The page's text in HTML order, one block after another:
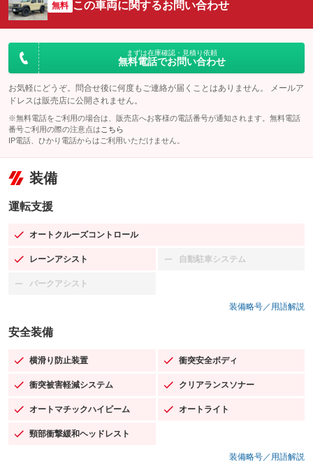
無料 この車両に関するお問い合わせ
まずは在庫確認・見積り依頼
無料電話でお問い合わせ
お気軽にどうぞ。問合せ後に何度もご連絡が届くことはありません。 メールア
ドレスは販売店に公開されません。
※無料電話をご利用の場合は、販売店へお客様の電話番号が通知されます。無料電話
番号ご利用の際の注意点は こちら
IP電話、ひかり電話からはご利用いただけません。
装備
運転支援
オートクルーズコントロール
：装備あり
レーンアシスト
：装備あり 自動駐車システム
：装備なし
パークアシスト
：装備なし
装備略号／用語解説
安全装備
横滑り防止装置
：装備あり 衝突安全ボディ
：装備あり
衝突被害軽減システム
：装備あり クリアランスソナー
：装備あり
オートマチックハイビーム
：装備あり オートライト
：装備あり
頸部衝撃緩和ヘッドレスト
：装備あり
装備略号／用語解説